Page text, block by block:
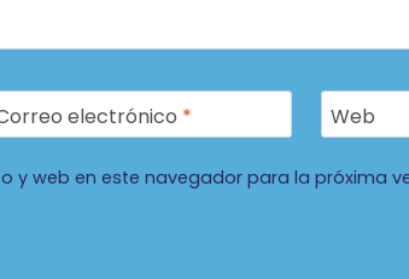
electrónico * Web
y web en este navegador para la próxima